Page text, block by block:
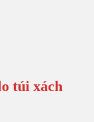
túi xách